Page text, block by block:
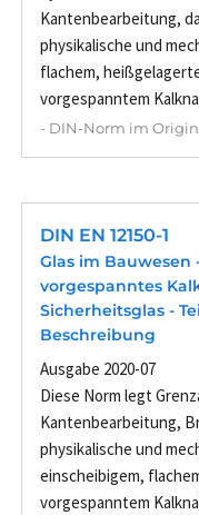
Kantenbearbeitung,
physikalische und
flachem,
vorgespanntem
- DIN-Norm im
DIN EN 12150-1
Glas im Bauwesen
vorgespanntes
Sicherheitsglas -
Beschreibung
Ausgabe 2020-07
Diese Norm legt
Kantenbearbeitung,
physikalische und
einscheibigem,
vorgespanntem